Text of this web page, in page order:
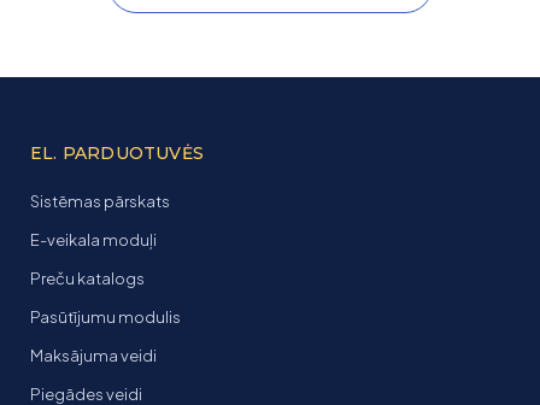
EL. PARDUOTUVĖS
Sistēmas pārskats
E-veikala moduļi
Preču katalogs
Pasūtījumu modulis
Maksājuma veidi
Piegādes veidi